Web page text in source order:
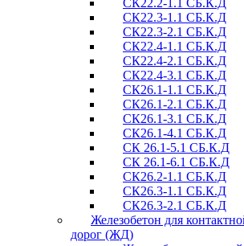
СК22.2-1.1 СБ.К.Д
СК22.3-1.1 СБ.К.Д
СК22.3-2.1 СБ.К.Д
СК22.4-1.1 СБ.К.Д
СК22.4-2.1 СБ.К.Д
СК22.4-3.1 СБ.К.Д
СК26.1-1.1 СБ.К.Д
СК26.1-2.1 СБ.К.Д
СК26.1-3.1 СБ.К.Д
СК26.1-4.1 СБ.К.Д
СК 26.1-5.1 СБ.К.Д
СК 26.1-6.1 СБ.К.Д
СК26.2-1.1 СБ.К.Д
СК26.3-1.1 СБ.К.Д
СК26.3-2.1 СБ.К.Д
Железобетон для
дорог (ЖД)